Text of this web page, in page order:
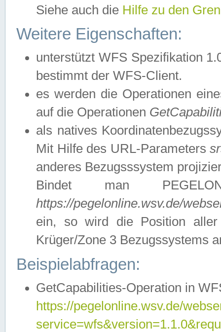
Siehe auch die Hilfe zu den
Weitere Eigenschaften:
unterstützt WFS Spezifikation
bestimmt der WFS-Client.
es werden die Operationen
auf die Operationen
als natives
Mit Hilfe des URL-Parameters
anderes Bezugsssystem
Bindet man
https://pegelonline.wsv.de/
ein, so wird die Position
Krüger/Zone 3 Bezugssystems
Beispielabfragen:
GetCapabilities-Operation in
https://pegelonline.wsv.de/